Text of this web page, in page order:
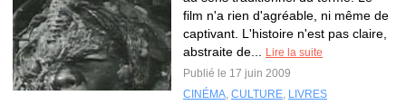
film n'a rien d'agréable, ni même de
captivant. L'histoire n'est pas claire,
abstraite de...
Lire la suite
Publié le 17 juin 2009
CINÉMA, CULTURE, LIVRES